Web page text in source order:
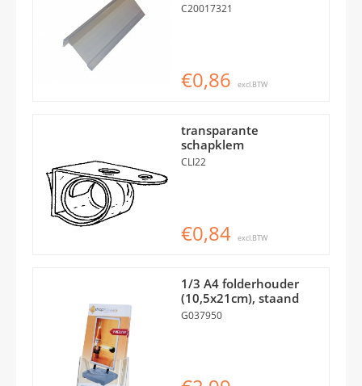
C20017321
€0,86 excl.BTW
transparante
schapklem
CLI22
€0,84 excl.BTW
1/3 A4 folderhouder
(10,5x21cm), staand
G037950